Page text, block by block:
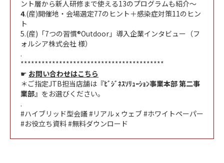
ント層から新人研修まで使える13のプログラムも紹介～
4.(産)開催地・会場選定77のヒント＋感染症対策11のヒン
ト
5.(産)「7つの習慣®Outdoor」導入企業インタビュー（フ
ォルシア株式会社 様）
.
*****************************************
☛ お問い合わせはこちら
＊ご指定JTB担当店舗は『ﾋﾞｼﾞﾈｽｿﾘｭｰｼｮﾝ事業本部 第二事
業部』をお選びください。
.
#ハイブリッド型会議 #リアルｘウェブ #ホワイトペーパー
#お役立ち資料 #無料ダウンロード